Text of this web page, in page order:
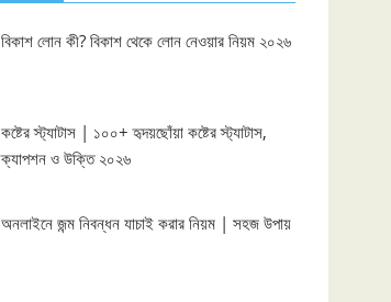
বিকাশ লোন কী? বিকাশ থেকে লোন নেওয়ার নিয়ম ২০২৬
কষ্টের স্ট্যাটাস | ১০০+ হৃদয়ছোঁয়া কষ্টের স্ট্যাটাস,
ক্যাপশন ও উক্তি ২০২৬
অনলাইনে জন্ম নিবন্ধন যাচাই করার নিয়ম | সহজ উপায়